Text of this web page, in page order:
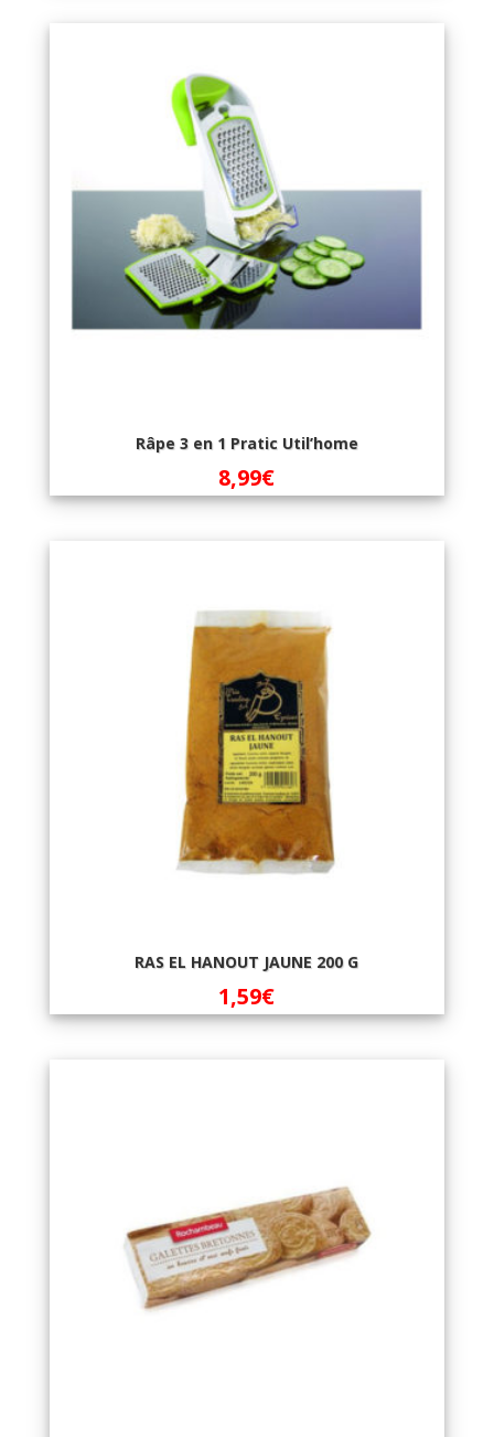
Râpe 3 en 1 Pratic Util’home
8,99€
RAS EL HANOUT JAUNE 200 G
1,59€